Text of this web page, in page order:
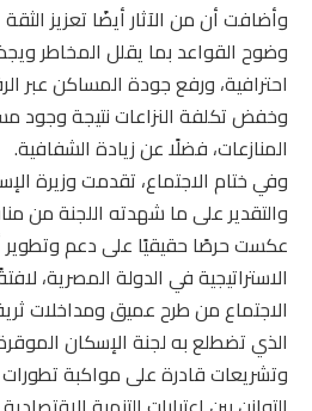
وأضافت أن من الآثار أيضًا تعزيز
وضوح القواعد بما يقلل المخاطر
احترافية، ورفع جودة المساكن عبر
وخفض تكلفة النزاعات نتيجة وجود
المنازعات، فضلًا عن زيادة الشفافية.
وفي ختام الاجتماع، تقدمت وزيرة
والتقدير على ما شهدته اللجنة من
عكست حرصًا حقيقيًا على دعم
الاستراتيجية في الدولة المصرية،
الاجتماع من طرح عميق ومداخلات
الذي تضطلع به لجنة الإسكان
وتشريعات قادرة على مواكبة